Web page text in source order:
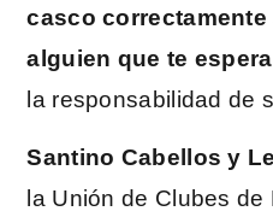
casco
alguien que te
la responsabilidad de
Santino Cabellos y
la Unión de Clubes de